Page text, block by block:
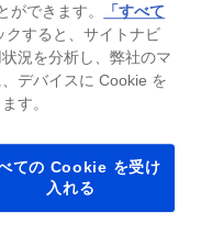
ついて
、緑色の場合、その製品はお
ます。「※」がつく部材は、
ができます。
「すべて
クすると、サイトナビ
況を分析し、弊社のマ
デバイスに Cookie を
す。
ての Cookie を受け
入れる